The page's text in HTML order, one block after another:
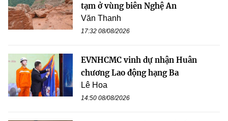
tạm ở vùng biên Nghệ An
Văn Thanh
17:32 08/08/2026
EVNHCMC vinh dự nhận Huân
chương Lao động hạng Ba
Lê Hoa
14:50 08/08/2026